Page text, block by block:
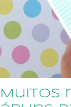
scrapbooking, para
desenvolvimento do
detalhe mais lindo
bebê personalizadas,
Muitos